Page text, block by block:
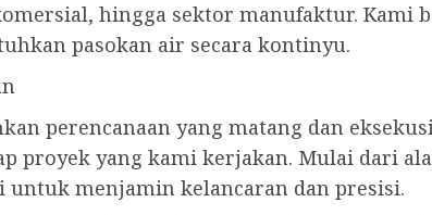
hingga sektor manufaktur. Kami
pasokan air secara kontinyu.
perencanaan yang matang dan
proyek yang kami kerjakan. Mulai dari
menjamin kelancaran dan presisi.